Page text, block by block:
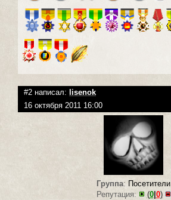
#2 написал: lisenok
16 октября 2011 16:00
Группа: Посетители
Репутация:
(0| 0)